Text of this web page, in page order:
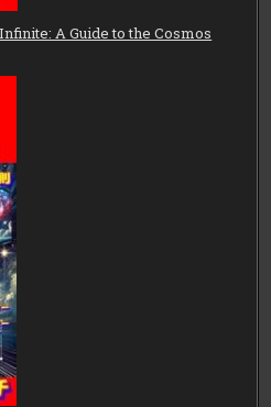
A Guide to the Cosmos